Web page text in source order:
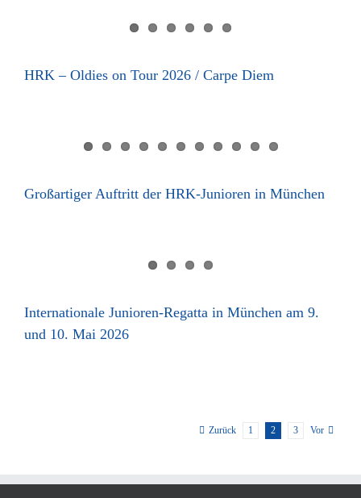
HRK – Oldies on Tour 2026 / Carpe Diem
Großartiger Auftritt der HRK-Junioren in München
Internationale Junioren-Regatta in München am 9.
und 10. Mai 2026
Zurück 1 2 3 Vor